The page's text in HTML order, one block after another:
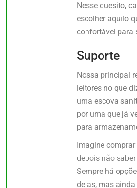
Nesse quesito,
escolher aquilo
confortável para
Suporte
Nossa principal
leitores no que
uma escova
por uma que já
para
Imagine
depois não
Sempre há
delas, mas